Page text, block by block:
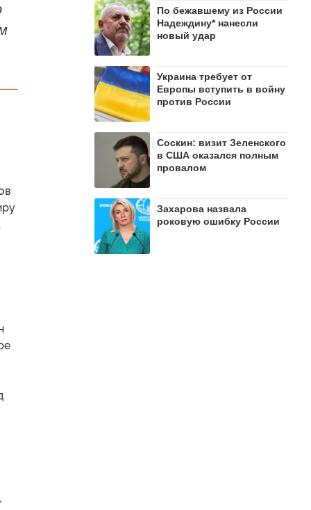
По бежавшему из России
Надеждину* нанесли
новый удар
Украина требует от
Европы вступить в войну
против России
Соскин: визит Зеленского
в США оказался полным
провалом
Захарова назвала
роковую ошибку России